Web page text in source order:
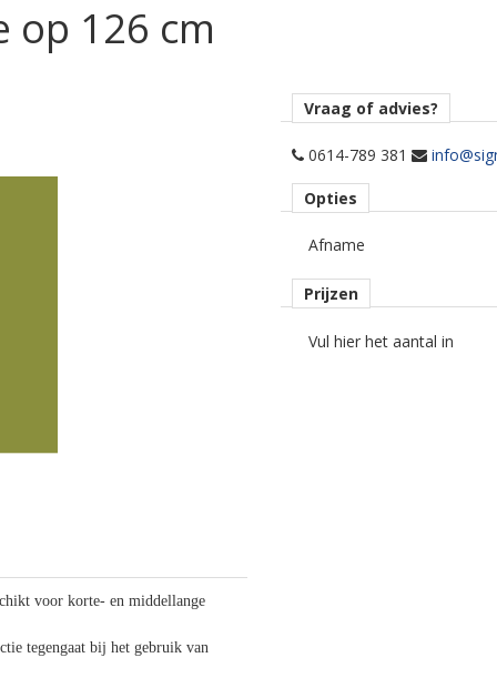
op 126 cm
voor korte- en middellange
tegengaat bij het gebruik van
Vraag of advies?
0614-789 381
Opties
Afname
Prijzen
Vul hier het aantal in